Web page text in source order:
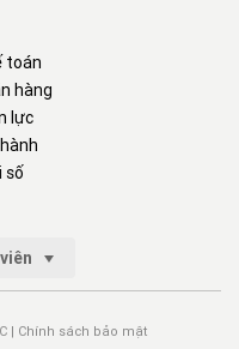
toán
hàng
lực
số
| Chính sách bảo mật